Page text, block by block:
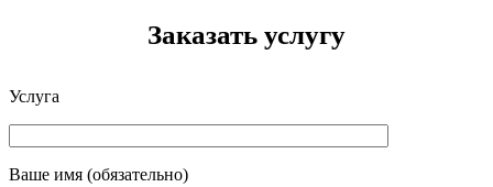
Заказать услугу
Услуга
Ваше имя (обязательно)